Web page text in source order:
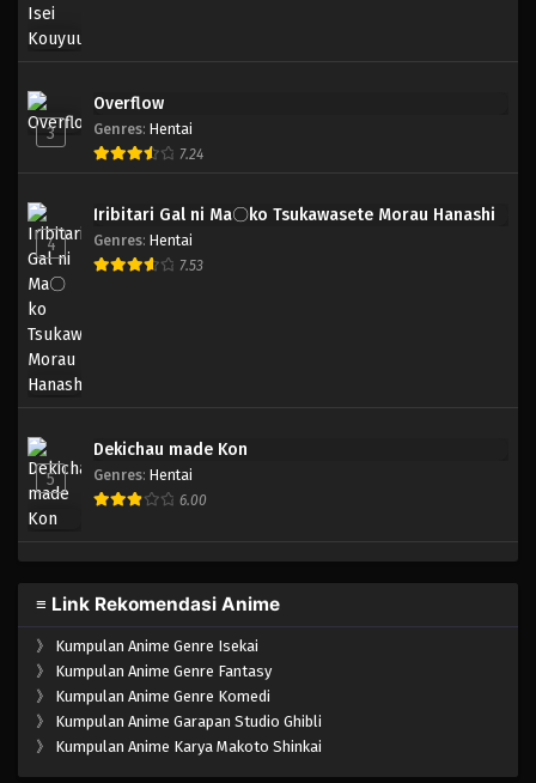
3
Overflow
Genres: Hentai
7.24
4
Iribitari Gal ni Ma〇ko Tsukawasete Morau Hanashi
Genres: Hentai
7.53
5
Dekichau made Kon
Genres: Hentai
6.00
≡ Link Rekomendasi Anime
》 Kumpulan Anime Genre Isekai
》 Kumpulan Anime Genre Fantasy
》 Kumpulan Anime Genre Komedi
》 Kumpulan Anime Garapan Studio Ghibli
》 Kumpulan Anime Karya Makoto Shinkai